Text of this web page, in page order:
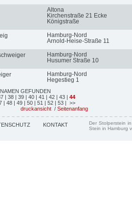
Altona
Kirchenstraße 21 Ecke
Königstraße
Hamburg-Nord
Arnold-Heise-Straße 11
Hamburg-Nord
Husumer Straße 10
Hamburg-Nord
Hegestieg 1
NAMEN GEFUNDEN
| 38 | 39 | 40 | 41 | 42 | 43 | 44
| 48 | 49 | 50 | 51 | 52 | 53 | >>
druckansicht / Seitenanfang
KONTAKT
Der Stolperstein
Stein in Hamburg